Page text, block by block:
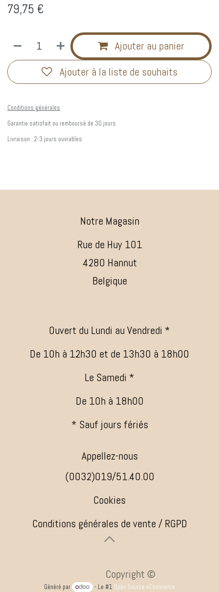
79,75 €
Ajouter au panier
Ajouter à la liste de souhaits
Conditions générales
Garantie satisfait ou remboursé de 30 jours
Livraison : 2-3 jours ouvrables
Notre Magasin
Rue de Huy 101
4280 Hannut
Belgique
Ouvert du Lundi au Vendredi *
De 10h à 12h30 et de 13h30 à 18h00
Le Samedi *
De 10h à 18h00
* Sauf jours fériés
Appellez-nous
(0032)019/51.40.00
Cookies
Conditions générales de vente / RGPD
​ ​Copyright ©
Généré par - Le #1 Open Source eCommerce